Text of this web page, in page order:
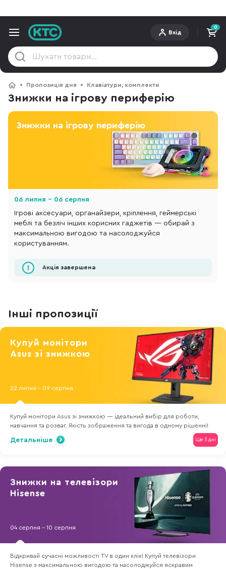
Вхід
0
Пропозиція дня Клавіатури, комплекти
Знижки на ігрову периферію
Знижки на ігрову периферію
06 липня - 06 серпня
Ігрові аксесуари, органайзери, кріплення, геймерські
меблі та безліч інших корисних гаджетів — обирай з
максимальною вигодою та насолоджуйся
користуванням.
Акція завершена
Інші пропозиції
Купуй монітори
Asus зі знижкою
22 липня - 09 серпня
Купуй монітори Asus зі знижкою — ідеальний вибір для роботи,
навчання та розваг. Якість зображення та вигода в одному рішенні!
Ще 3 дні
Детальніше
Знижки на телевізори
Hisense
04 серпня - 10 серпня
Відкривай сучасні можливості TV в один клік! Купуй телевізори
Hisense з максимальною вигодою та насолоджуйся яскравим